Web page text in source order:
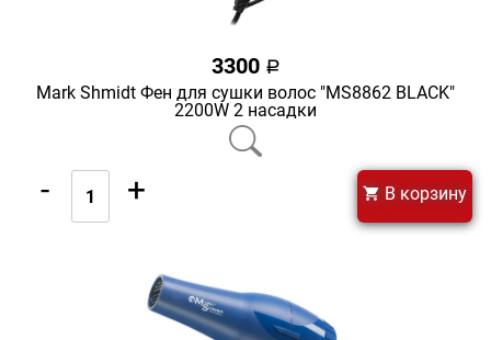
3300 a
Mark Shmidt Фен для сушки волос "MS8862 BLACK"
2200W 2 насадки
- + В корзину